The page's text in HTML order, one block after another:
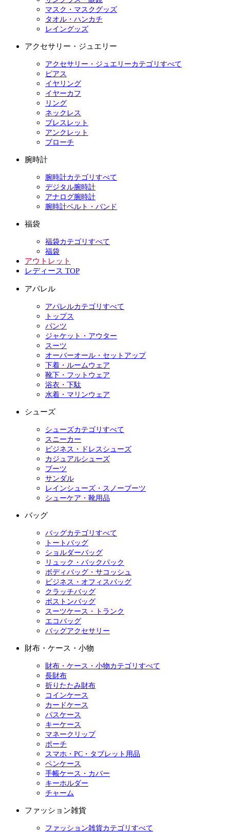
マスク・マスクグッズ
タオル・ハンカチ
レイングッズ
アクセサリー・ジュエリー
アクセサリー・ジュエリーカテゴリすべて
ピアス
イヤリング
イヤーカフ
リング
ネックレス
ブレスレット
アンクレット
ブローチ
腕時計
腕時計カテゴリすべて
デジタル腕時計
アナログ腕時計
腕時計ベルト・バンド
福袋
福袋カテゴリすべて
福袋
アウトレット
レディース TOP
アパレル
アパレルカテゴリすべて
トップス
パンツ
ジャケット・アウター
スーツ
オーバーオール・セットアップ
下着・ルームウェア
靴下・フットウェア
浴衣・下駄
水着・マリンウェア
シューズ
シューズカテゴリすべて
スニーカー
ビジネス・ドレスシューズ
カジュアルシューズ
ブーツ
サンダル
レインシューズ・スノーブーツ
シューケア・靴用品
バッグ
バッグカテゴリすべて
トートバッグ
ショルダーバッグ
リュック・バックパック
ボディバッグ・サコッシュ
ビジネス・オフィスバッグ
クラッチバッグ
ボストンバッグ
スーツケース・トランク
エコバッグ
バッグアクセサリー
財布・ケース・小物
財布・ケース・小物カテゴリすべて
長財布
折りたたみ財布
コインケース
カードケース
パスケース
キーケース
マネークリップ
ポーチ
スマホ・PC・タブレット用品
ペンケース
手帳ケース・カバー
キーホルダー
チャーム
ファッション雑貨
ファッション雑貨カテゴリすべて